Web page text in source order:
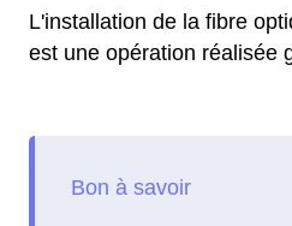
L'installation de la fibre
est une opération réalisée